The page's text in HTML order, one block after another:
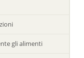
gli alimenti